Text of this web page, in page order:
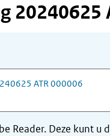
20240625
ATR 000006
Reader. Deze kunt